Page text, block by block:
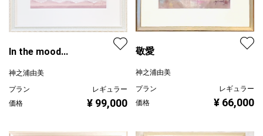
In the mood...
神之浦由美
プラン
レギュラー
価格
¥ 99,000
敬愛
神之浦由美
プラン
レギュラー
価格
¥ 66,000